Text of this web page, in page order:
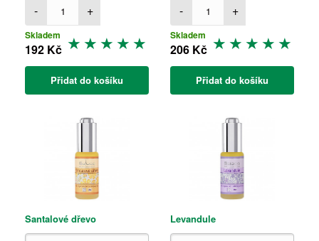
- +
Skladem
192 Kč
Přidat do košíku
- +
Skladem
206 Kč
Přidat do košíku
Santalové dřevo Levandule